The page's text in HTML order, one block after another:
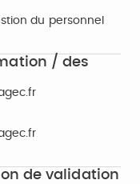
du personnel
/ des
de validation